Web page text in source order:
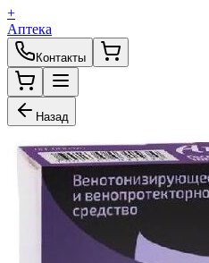
+
Аптека
Контакты
Назад